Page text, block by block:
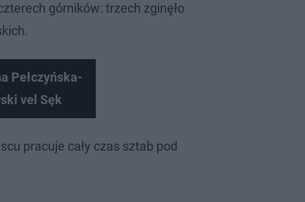
górników: trzech zginęło
Pełczyńska-
vel Sęk
pracuje cały czas sztab pod